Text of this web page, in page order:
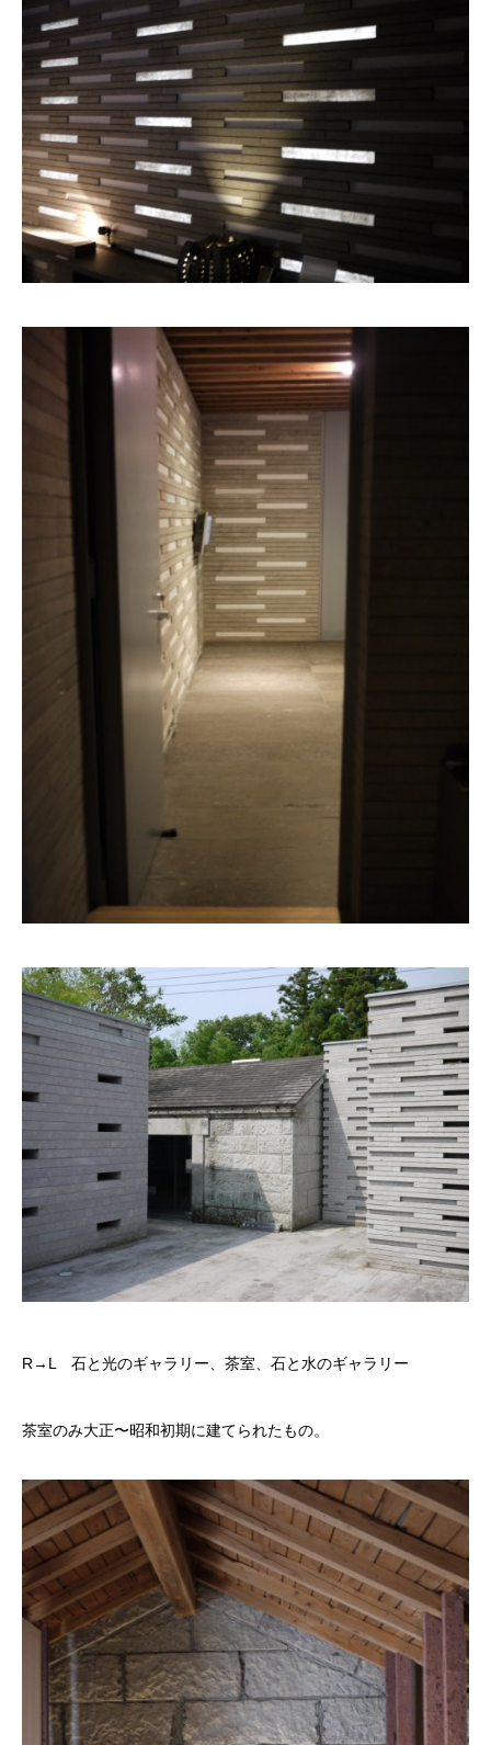
R→L 石と光のギャラリー、茶室、石と水のギャラリー
茶室のみ大正〜昭和初期に建てられたもの。